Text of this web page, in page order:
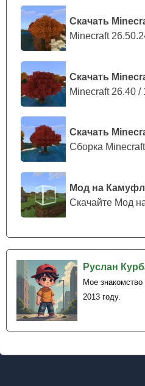
Скачать
Minecraft
Скачать
Minecraft 26.40
Скачать
Сборка
Руслан
Мое
2013 году.